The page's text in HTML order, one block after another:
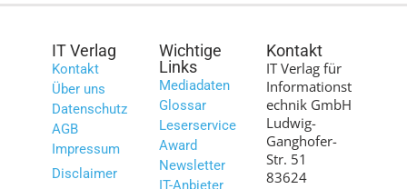
IT Verlag
Kontakt
Über uns
Datenschutz
AGB
Impressum
Disclaimer
Wichtige
Links
Mediadaten
Glossar
Leserservice
Award
Newsletter
IT-Anbieter
Kontakt
IT Verlag für
Informationst
echnik GmbH
Ludwig-
Ganghofer-
Str. 51
83624